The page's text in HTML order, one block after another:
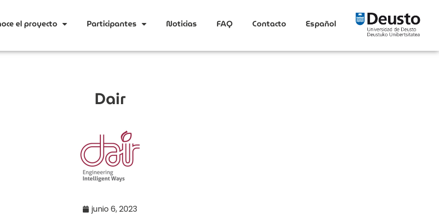
el proyecto Participantes Noticias FAQ Contacto Español
Dair
junio 6, 2023